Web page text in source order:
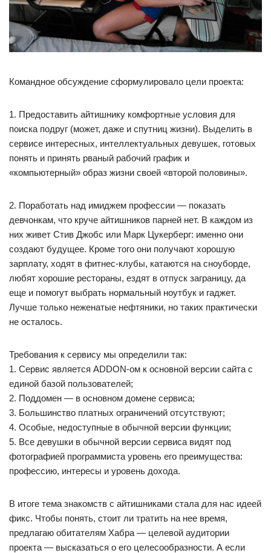
Командное обсуждение сформулировало цели проекта:
1. Предоставить айтишнику комфортные условия для
поиска подруг (может, даже и спутниц жизни). Выделить в
сервисе интересных, интеллектуальных девушек, готовых
понять и принять рваный рабочий график и
«компьютерный» образ жизни своей «второй половины».
2. Поработать над имиджем профессии — показать
девчонкам, что круче айтишников парней нет. В каждом из
них живет Стив Джобс или Марк Цукерберг: именно они
создают будущее. Кроме того они получают хорошую
зарплату, ходят в фитнес-клубы, катаются на сноуборде,
любят хорошие рестораны, ездят в отпуск заграницу, да
еще и помогут выбрать нормальный ноутбук и гаджет.
Лучше только неженатые нефтяники, но таких практически
не осталось.
Требования к сервису мы определили так:
1. Сервис является ADDON-ом к основной версии сайта с
единой базой пользователей;
2. Поддомен — в основном домене сервиса;
3. Большинство платных ограничений отсутствуют;
4. Особые, недоступные в обычной версии функции;
5. Все девушки в обычной версии сервиса видят под
фотографией программиста уровень его преимущества:
профессию, интересы и уровень дохода.
В итоге тема знакомств с айтишниками стала для нас идеей
фикс. Чтобы понять, стоит ли тратить на нее время,
предлагаю обитателям Хабра — целевой аудитории
проекта — высказаться о его целесообразности. А если